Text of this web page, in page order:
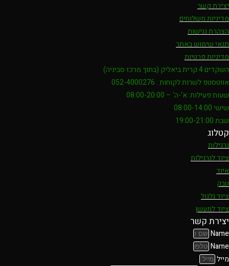
יצירת קשר
מדיניות משלוחים
הצהרת נגישות
תנאי שימוש באתר
מדיניות פרטיות
השקדים 4 קרית ביאליק (בתוך מרכז סביניה)
אווטסטפ לשרות לקוחות : 052-4000276
שעות פעילות: א'-ה' – 08:00-20:00
שישי 08:00-14:00
שבת 19:00-21:00
קטלוג
נרגילות
ציוד לנרגילות
איוד
טבק
ציוד גלגול
ציוד למעשן
יצירת קשר
Name
Name
מייל